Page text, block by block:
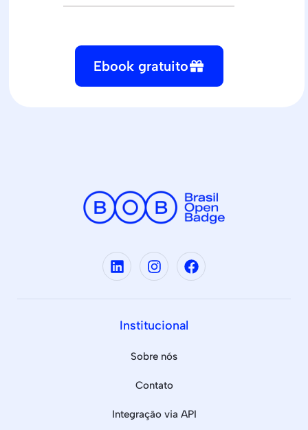
Ebook gratuito
Institucional
Sobre nós
Contato
Integração via API